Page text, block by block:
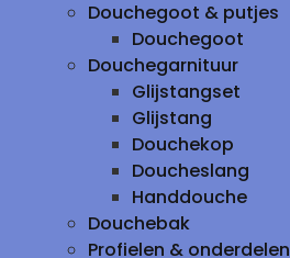
Douchegoot & putjes
Douchegoot
Douchegarnituur
Glijstangset
Glijstang
Douchekop
Doucheslang
Handdouche
Douchebak
Profielen & onderdelen